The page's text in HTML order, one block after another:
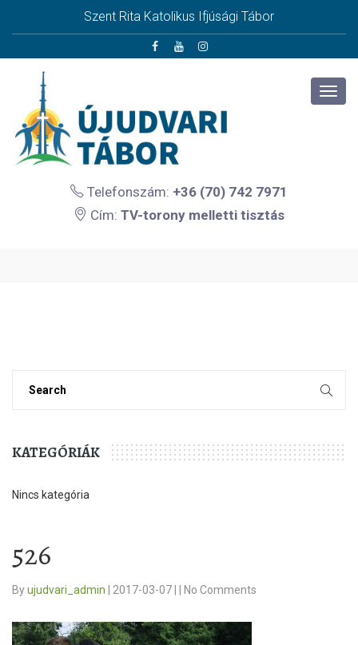
Szent Rita Katolikus Ifjúsági Tábor
Telefonszám: +36 (70) 742 7971
Cím: TV-torony melletti tisztás
KATEGÓRIÁK
Nincs kategória
526
Byujudvari_admin 2017-03-07 No Comments